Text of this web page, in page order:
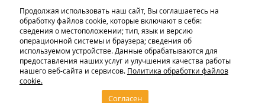
Продолжая использовать наш сайт, Вы соглашаетесь на
обработку файлов cookie, которые включают в себя:
сведения о местоположении; тип, язык и версию
операционной системы и браузера; сведения об
используемом устройстве. Данные обрабатываются для
предоставления наших услуг и улучшения качества работы
нашего веб-сайта и сервисов. Политика обработки файлов
cookie.
Согласен